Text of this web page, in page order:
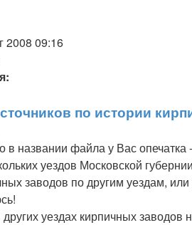
2008 09:16
по истории
в названии файла у Вас опечатка
уездов Московской
заводов по другим уездам,
уездах кирпичных